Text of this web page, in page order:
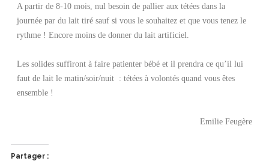
A partir de 8-10 mois, nul besoin de pallier aux tétées dans la
journée par du lait tiré sauf si vous le souhaitez et que vous tenez le
rythme ! Encore moins de donner du lait artificiel.
Les solides suffiront à faire patienter bébé et il prendra ce qu’il lui
faut de lait le matin/soir/nuit : tétées à volontés quand vous êtes
ensemble !
Emilie Feugère
Partager :